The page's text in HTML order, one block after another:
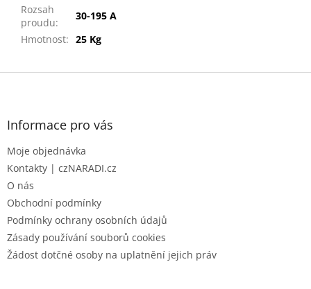
Rozsah
proudu:
30-195 A
Hmotnost: 25 Kg
Z
Informace pro vás
Moje objednávka
Kontakty | czNARADI.cz
O nás
Obchodní podmínky
Podmínky ochrany osobních údajů
Zásady používání souborů cookies
Žádost dotčné osoby na uplatnění jejich práv